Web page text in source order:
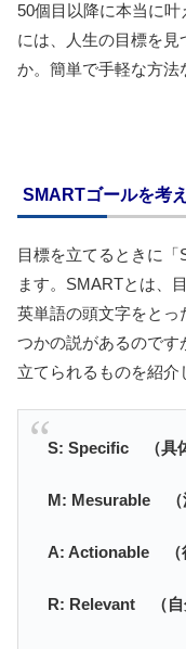
50個目以降に本当に
には、人生の目標を見
か。簡単で手軽な方法
SMARTゴールを考
目標を立てるときに
ます。SMARTとは、
英単語の頭文字をとっ
つかの説があるのです
立てられるものを紹介
S: Specific （具
M: Mesurable （
A: Actionable （
R: Relevant （自